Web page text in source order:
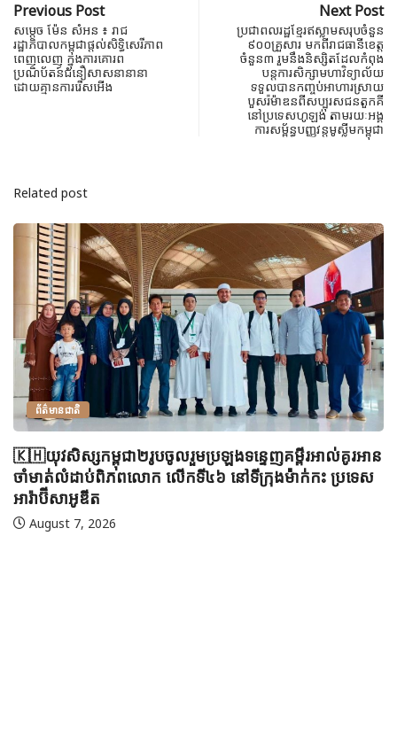
Previous Post
សម្តេច ម៉ែន សំអន ៖ រាជ
រដ្ឋាភិបាលកម្ពុជាផ្តល់សិទ្ធិសេរីភាព
ពេញលេញ ក្នុងការគោរព
ប្រណិប័តន៍ជំនឿសាសនានានា
ដោយគ្មានការរើសអើង
Next Post
ប្រជាពលរដ្ឋខ្មែរឥស្លាមសរុបចំនួន
៩០០គ្រួសារ មកពីរាជធានីខេត្ត
ចំនួន៣ រួមនឹងនិស្សិតដែល​កំពុង​
បន្តការសិក្សាមហាវិទ្យាល័យ
ទទួល​បានកញ្ចប់​អា​ហារ​ស្រាយ​
បួស​រ៉ម៉ាឌនពីសប្បុរសជនតួកគី
នៅប្រទេសហូឡង់ តាមរយៈ​អង្គ​
ការ​សម្ព័ន្ធបញ្ញវន្ត​មូស្លីម​កម្ពុជា
Related post
ព័ត៌មានជាតិ
🇰🇭យុវសិស្សកម្ពុជា២រូបចូលរួមប្រឡងទន្ទេញគម្ពីរអាល់គូរអាន
ចាំមាត់លំដាប់ពិភពលោក លើកទី៤៦ នៅទីក្រុងម៉ាក់កះ ប្រទេស
អារ៉ាប៊ីសាអូឌីត
August 7, 2026